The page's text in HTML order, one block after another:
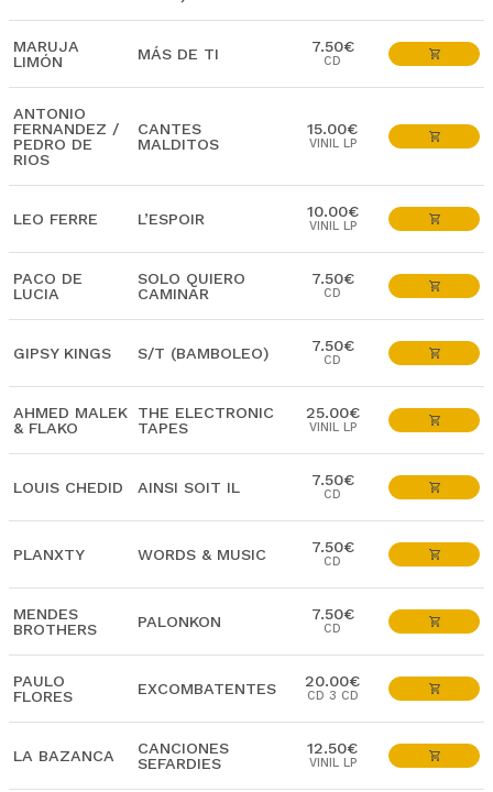
MARUJA
LIMÓN
MÁS DE TI 7.50€
CD
ANTONIO
FERNANDEZ /
PEDRO DE
RIOS
CANTES
MALDITOS
15.00€
VINIL LP
LEO FERRE L’ESPOIR 10.00€
VINIL LP
PACO DE
LUCIA
SOLO QUIERO
CAMINAR
7.50€
CD
GIPSY KINGS S/T (BAMBOLEO) 7.50€
CD
AHMED MALEK
& FLAKO
THE ELECTRONIC
TAPES
25.00€
VINIL LP
LOUIS CHEDID AINSI SOIT IL 7.50€
CD
PLANXTY WORDS & MUSIC 7.50€
CD
MENDES
BROTHERS
PALONKON 7.50€
CD
PAULO
FLORES
EXCOMBATENTES 20.00€
CD 3 CD
LA BAZANCA
CANCIONES
SEFARDIES
12.50€
VINIL LP